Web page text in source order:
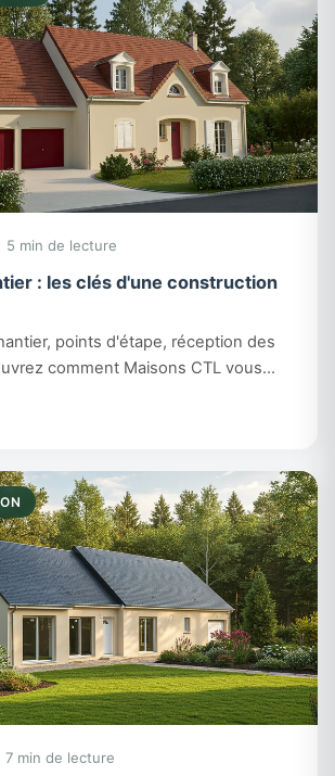
5 min de lecture
: les clés d'une construction
points d'étape, réception des
comment Maisons CTL vous
7 min de lecture